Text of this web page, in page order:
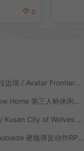
0
阿凡达：潘多拉边境 / Avatar Frontiers of Pandora 开放世界冒险游戏
成长家园 / Grow Home 第三人称休闲动作游戏
九山：狼之城 / Kusan City of Wolves 硬核俯视角动作游戏
这龙带刀 / Dinoblade 硬核弹反动作RPG游戏